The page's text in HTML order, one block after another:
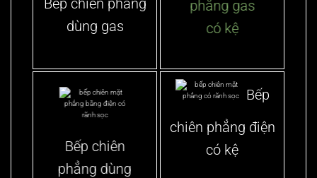
Bếp chiên phẳng
dùng gas
phẳng gas
có kệ
Bếp chiên
phẳng dùng
Bếp
chiên phẳng điện
có kệ